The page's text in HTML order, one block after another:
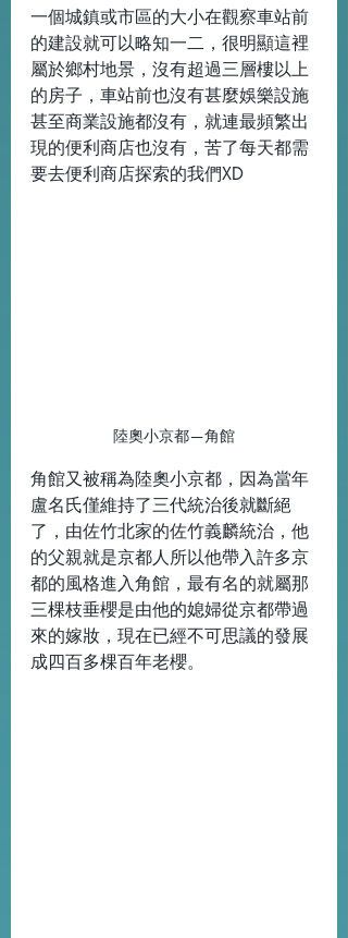
一個城鎮或市區的大小在觀察車站前
的建設就可以略知一二，很明顯這裡
屬於鄉村地景，沒有超過三層樓以上
的房子，車站前也沒有甚麼娛樂設施
甚至商業設施都沒有，就連最頻繁出
現的便利商店也沒有，苦了每天都需
要去便利商店探索的我們XD
陸奧小京都—角館
角館又被稱為陸奧小京都，因為當年
盧名氏僅維持了三代統治後就斷絕
了，由佐竹北家的佐竹義麟統治，他
的父親就是京都人所以他帶入許多京
都的風格進入角館，最有名的就屬那
三棵枝垂櫻是由他的媳婦從京都帶過
來的嫁妝，現在已經不可思議的發展
成四百多棵百年老櫻。